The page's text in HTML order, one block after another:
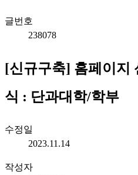
글번호
238078
[신규구축] 홈페이지
식 : 단과대학/학부
수정일
2023.11.14
작성자